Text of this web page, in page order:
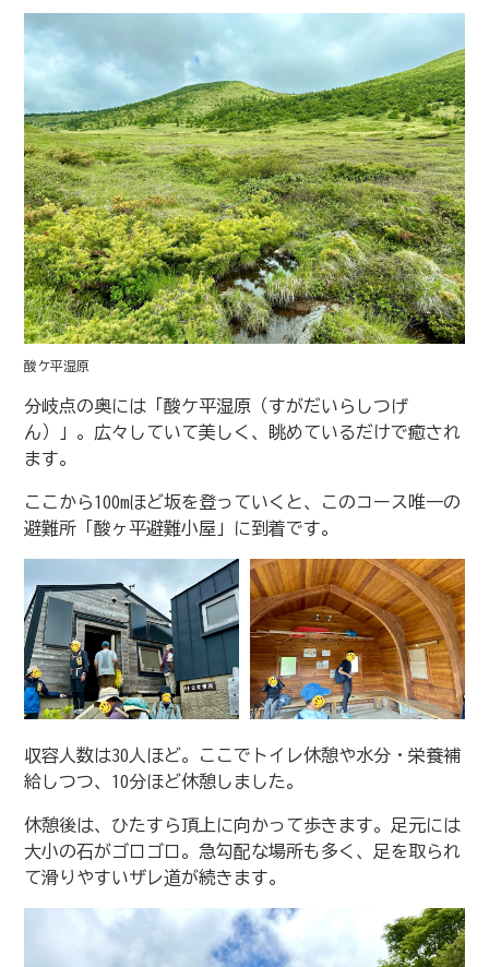
酸ケ平湿原
分岐点の奥には「酸ケ平湿原（すがだいらしつげ
ん）」。広々していて美しく、眺めているだけで癒され
ます。
ここから100mほど坂を登っていくと、このコース唯一の
避難所「酸ヶ平避難小屋」に到着です。
収容人数は30人ほど。ここでトイレ休憩や水分・栄養補
給しつつ、10分ほど休憩しました。
休憩後は、ひたすら頂上に向かって歩きます。足元には
大小の石がゴロゴロ。急勾配な場所も多く、足を取られ
て滑りやすいザレ道が続きます。